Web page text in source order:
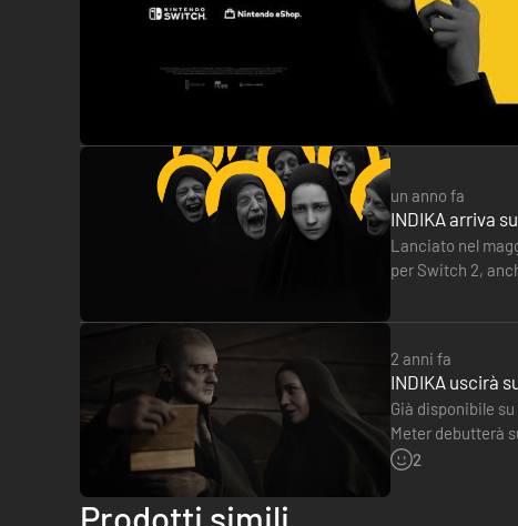
Emozionante e inquietante, la colonna sonora originale di
un anno fa
INDIKA arriva
Lanciato nel
per Switch 2,
2 anni fa
INDIKA uscirà
Già disponibile
Meter debutterà
secolo, in uno…
2